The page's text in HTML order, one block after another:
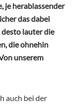
je herablassender
das dabei
lauter die
die ohnehin
unserem
auch bei der